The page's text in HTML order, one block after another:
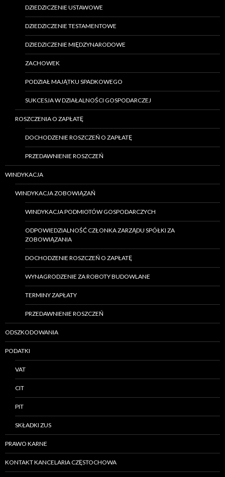
DZIEDZICZENIE USTAWOWE
DZIEDZICZENIE TESTAMENTOWE
DZIEDZICZENIE MIĘDZYNARODOWE
ZACHOWEK
PODZIAŁ MAJĄTKU SPADKOWEGO
SUKCESJA W DZIAŁALNOŚCI GOSPODARCZEJ
ROSZCZENIA O ZAPŁATĘ
DOCHODZENIE ROSZCZEŃ O ZAPŁATĘ
PRZEDAWNIENIE ROSZCZEŃ
WINDYKACJA
WINDYKACJA ZOBOWIĄZAŃ
WINDYKACJA PODMIOTÓW GOSPODARCZYCH
ODPOWIEDZIALNOŚĆ CZŁONKA ZARZĄDU SPÓŁKI ZA
ZOBOWIĄZANIA
DOCHODZENIE ROSZCZEŃ O ZAPŁATĘ
WYNAGRODZENIE ZA ROBOTY BUDOWLANE
TERMINY ZAPŁATY
PRZEDAWNIENIE ROSZCZEŃ
ODSZKODOWANIA
PODATKI
VAT
CIT
PIT
SKŁADKI ZUS
PRAWO KARNE
KONTAKT KANCELARIA CZĘSTOCHOWA